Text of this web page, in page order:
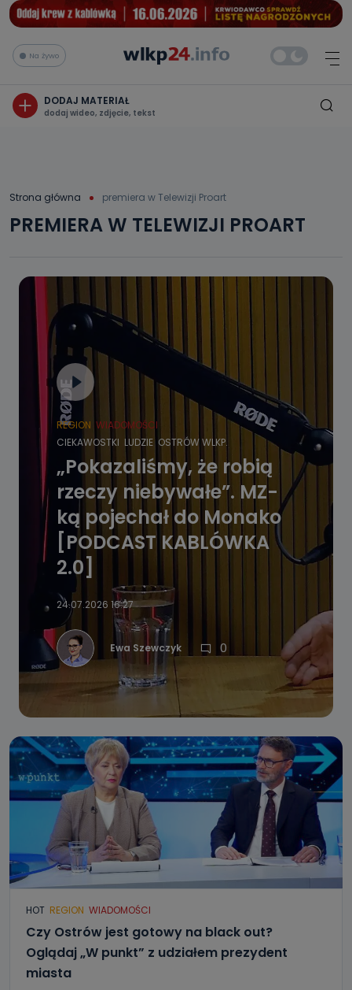
Na żywo
DODAJ MATERIAŁ
dodaj wideo, zdjęcie, tekst
Strona główna premiera w Telewizji Proart
PREMIERA W TELEWIZJI PROART
REGION WIADOMOŚCI
CIEKAWOSTKI LUDZIE OSTRÓW WLKP.
„Pokazaliśmy, że robią
rzeczy niebywałe”. MZ-
ką pojechał do Monako
[PODCAST KABLÓWKA
2.0]
24.07.2026 16:27
Ewa Szewczyk 0
HOT REGION WIADOMOŚCI
Czy Ostrów jest gotowy na black out?
Oglądaj „W punkt” z udziałem prezydent
miasta